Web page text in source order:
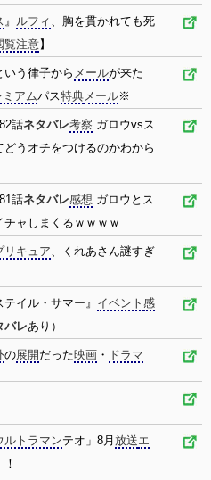
』 ルフィ 、胸を貫かれても死
覧注意】
いう律子から メールが来た
ミアムパス特典メール※
話ネタバレ考察 ガロウvsス
うオチをつけるのかわから
話ネタバレ感想 ガロウとス
ャしまくるｗｗｗｗ
リキュア、くれあさん謎すぎ
イル・サマー』 イベント 感
バレあり）
の展開 だった映画 ・ ドラマ
ルトラマンテオ」8月 放送エ
！